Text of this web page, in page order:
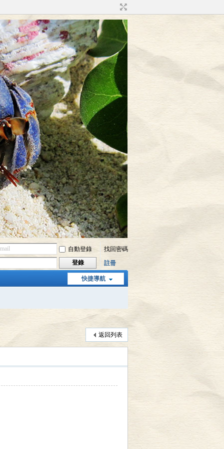
自動登錄
找回密碼
登錄
註冊
快捷導航
返回列表